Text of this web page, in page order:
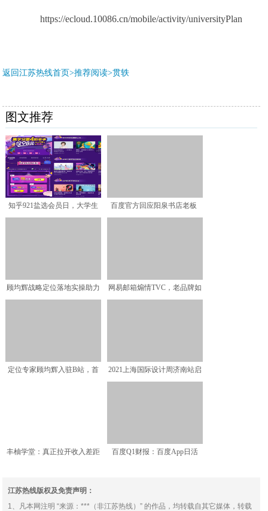
https://ecloud.10086.cn/mobile/activity/universityPlan
返回江苏热线首页>推荐阅读>贯轶
图文推荐
知乎921盐选会员日，大学生
百度官方回应阳泉书店老板
顾均辉战略定位落地实操助力
网易邮箱煽情TVC，老品牌如
定位专家顾均辉入驻B站，首
2021上海国际设计周济南站启
丰柚学堂：真正拉开收入差距
百度Q1财报：百度App日活
江苏热线版权及免责声明：
1、凡本网注明 “来源：***（非江苏热线）” 的作品，均转载自其它媒体，转载